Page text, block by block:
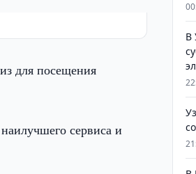
для посещения
сервиса и
В